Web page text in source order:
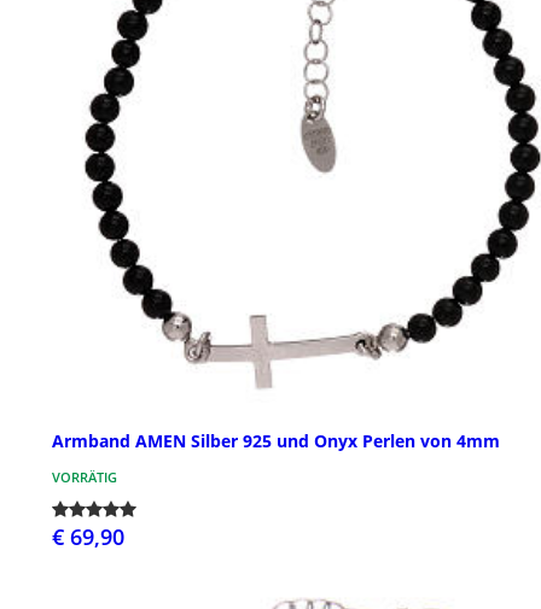
Armband AMEN Silber 925 und Onyx Perlen von 4mm
VORRÄTIG
€ 69,90